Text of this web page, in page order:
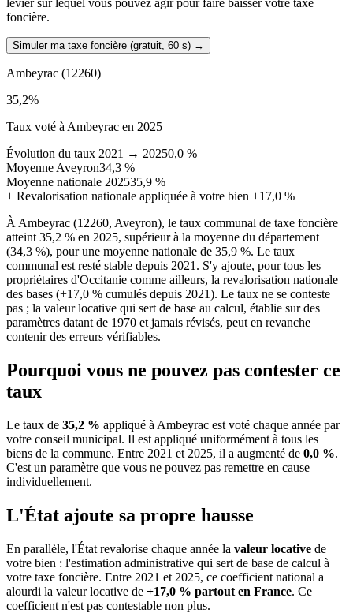
levier sur lequel vous pouvez agir pour faire baisser votre taxe
foncière.
Simuler ma taxe foncière (gratuit, 60 s) →
Ambeyrac (12260)
35,2%
Taux voté à Ambeyrac en 2025
Évolution du taux 2021 → 20250,0 %
Moyenne Aveyron34,3 %
Moyenne nationale 202535,9 %
+ Revalorisation nationale appliquée à votre bien +17,0 %
À Ambeyrac (12260, Aveyron), le taux communal de taxe foncière
atteint 35,2 % en 2025, supérieur à la moyenne du département
(34,3 %), pour une moyenne nationale de 35,9 %. Le taux
communal est resté stable depuis 2021. S'y ajoute, pour tous les
propriétaires d'Occitanie comme ailleurs, la revalorisation nationale
des bases (+17,0 % cumulés depuis 2021). Le taux ne se conteste
pas ; la valeur locative qui sert de base au calcul, établie sur des
paramètres datant de 1970 et jamais révisés, peut en revanche
contenir des erreurs vérifiables.
Pourquoi vous ne pouvez pas contester ce
taux
Le taux de 35,2 % appliqué à Ambeyrac est voté chaque année par
votre conseil municipal. Il est appliqué uniformément à tous les
biens de la commune. Entre 2021 et 2025, il a augmenté de 0,0 %.
C'est un paramètre que vous ne pouvez pas remettre en cause
individuellement.
L'État ajoute sa propre hausse
En parallèle, l'État revalorise chaque année la valeur locative de
votre bien : l'estimation administrative qui sert de base de calcul à
votre taxe foncière. Entre 2021 et 2025, ce coefficient national a
alourdi la valeur locative de +17,0 % partout en France. Ce
coefficient n'est pas contestable non plus.